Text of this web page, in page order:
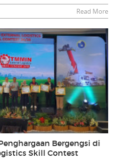
Read More
Bergengsi di
Skill Contest